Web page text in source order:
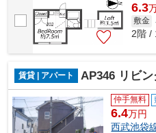
6.3
敷金
2階 /
賃貸 | アパート AP346 リビ
仲手無料
6.4万円
西武池袋